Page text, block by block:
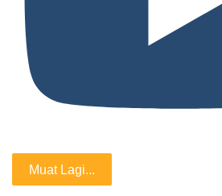
Muat Lagi...